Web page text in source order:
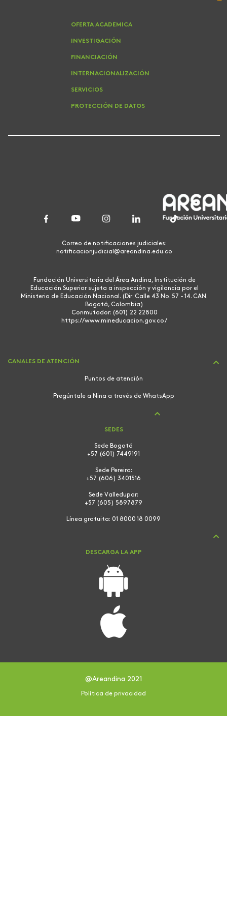
OFERTA ACADEMICA
INVESTIGACIÓN
FINANCIACIÓN
INTERNACIONALIZACIÓN
SERVICIOS
PROTECCIÓN DE DATOS
Correo de notificaciones judiciales:
notificacionjudicial@areandina.edu.co
Fundación Universitaria del Área Andina, Institución de
Educación Superior sujeta a inspección y vigilancia por el
Ministerio de Educación Nacional. (Dir: Calle 43 No. 57 - 14. CAN.
Bogotá, Colombia)
Conmutador: (601) 22 22800
https://www.mineducacion.gov.co/
CANALES DE ATENCIÓN
Puntos de atención
Pregúntale a Nina a través de WhatsApp
SEDES
Sede Bogotá
+57 (601) 7449191
Sede Pereira:
+57 (606) 3401516
Sede Valledupar:
+57 (605) 5897879
Línea gratuita: 01 8000 18 0099
DESCARGA LA APP
@Areandina 2021
Política de privacidad